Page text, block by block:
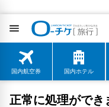
国内航空券 国内ホテル
正常に処理ができ